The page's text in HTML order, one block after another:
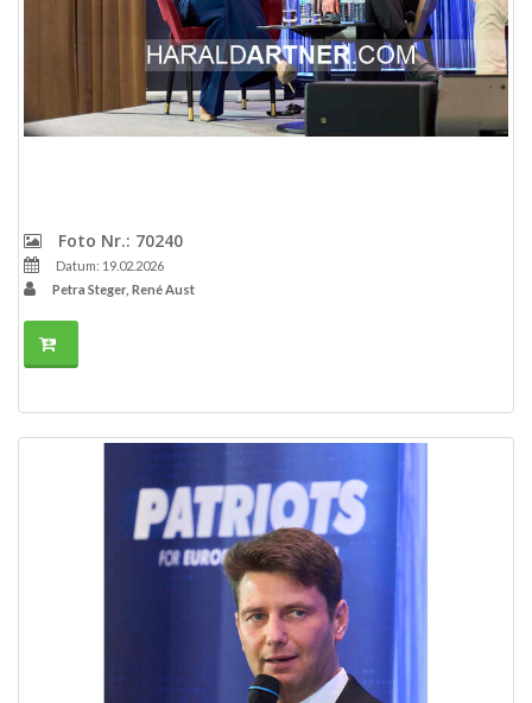
Foto Nr.: 70240
Datum: 19.02.2026
Petra Steger, René Aust